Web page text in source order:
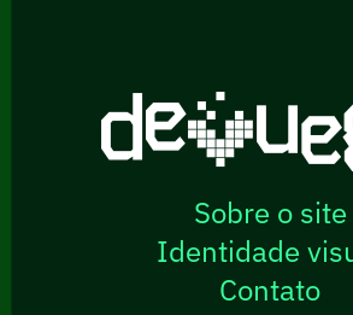
Sobre o site
Identidade
Contato